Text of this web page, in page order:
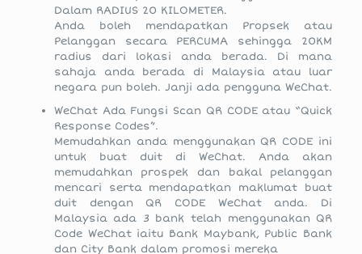
Dalam RADIUS 20 KILOMETER.
Anda boleh mendapatkan Propsek atau
Pelanggan secara PERCUMA sehingga 20KM
radius dari lokasi anda berada. Di mana
sahaja anda berada di Malaysia atau luar
negara pun boleh. Janji ada pengguna WeChat.
WeChat Ada Fungsi Scan QR CODE atau “Quick
Response Codes”.
Memudahkan anda menggunakan QR CODE ini
untuk buat duit di WeChat. Anda akan
memudahkan prospek dan bakal pelanggan
mencari serta mendapatkan maklumat buat
duit dengan QR CODE WeChat anda. Di
Malaysia ada 3 bank telah menggunakan QR
Code WeChat iaitu Bank Maybank, Public Bank
dan City Bank dalam promosi mereka